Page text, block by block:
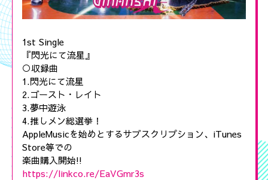
1st Single
『閃光にて流星』
○収録曲
1.閃光にて流星
2.ゴースト・レイト
3.夢中遊泳
4.推しメン総選挙！
AppleMusicを始めとするサブスクリプション、iTunes
Store等での
楽曲購入開始!!
https://linkco.re/EaVGmr3s